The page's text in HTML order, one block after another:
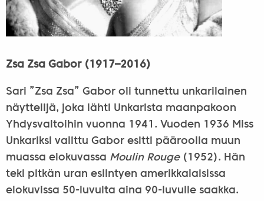
Zsa Zsa Gabor (1917–2016)
Sari ”Zsa Zsa” Gabor oli tunnettu unkarilainen
näyttelijä, joka lähti Unkarista maanpakoon
Yhdysvaltoihin vuonna 1941. Vuoden 1936 Miss
Unkariksi valittu Gabor esitti pääroolia muun
muassa elokuvassa Moulin Rouge(1952). Hän
teki pitkän uran esiintyen amerikkalaisissa
elokuvissa 50-luvulta aina 90-luvulle saakka.